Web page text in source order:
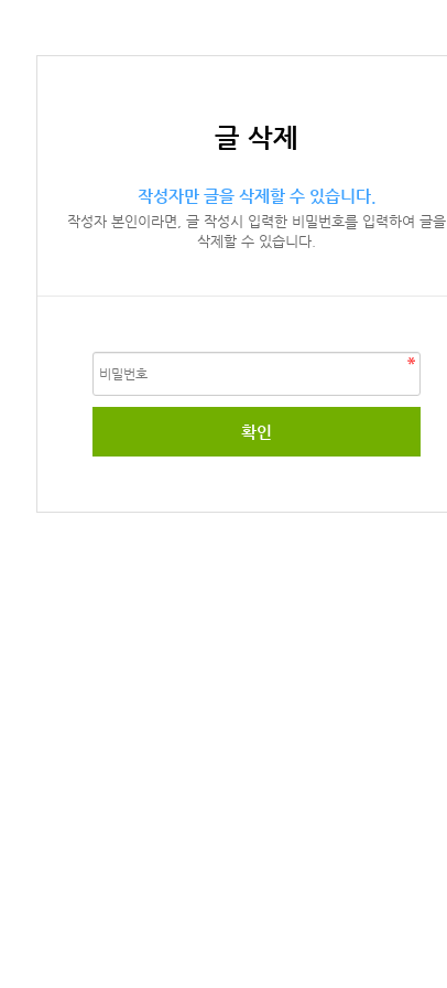
글 삭제
작성자만 글을 삭제할 수 있습니다.
작성자 본인이라면, 글 작성시 입력한 비밀번호를 입력하여 글을
삭제할 수 있습니다.